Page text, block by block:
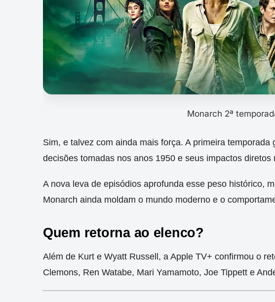
Monarch 2ª
Sim, e talvez com ainda mais força. A primeira
decisões tomadas nos anos 1950 e seus impactos diretos
A nova leva de episódios aprofunda esse peso histórico,
Monarch ainda moldam o mundo moderno e o
Quem retorna ao elenco?
Além de Kurt e Wyatt Russell, a Apple TV+ confirmou o
Clemons, Ren Watabe, Mari Yamamoto, Joe Tippett e